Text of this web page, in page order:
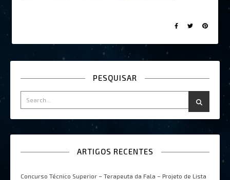
PESQUISAR
ARTIGOS RECENTES
Concurso Técnico Superior – Terapeuta da Fala – Projeto de Lista